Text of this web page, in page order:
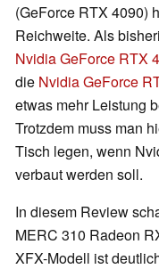
(GeForce RTX 4090)
Reichweite. Als
Nvidia GeForce RTX
die Nvidia GeForce
etwas mehr Leistung
Trotzdem muss man
Tisch legen, wenn
verbaut werden soll.
In diesem Review
MERC 310 Radeon
XFX-Modell ist